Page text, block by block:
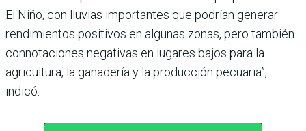
El Niño, con llu­vias importantes que podrían generar
rendimientos posi­tivos en algunas zonas, pero también
connotaciones nega­tivas en lugares bajos para la
agricultura, la ganadería y la producción pecuaria”,
indicó.